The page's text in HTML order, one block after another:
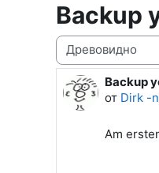
Backup
Режим
Backup
от Dirk -
Am